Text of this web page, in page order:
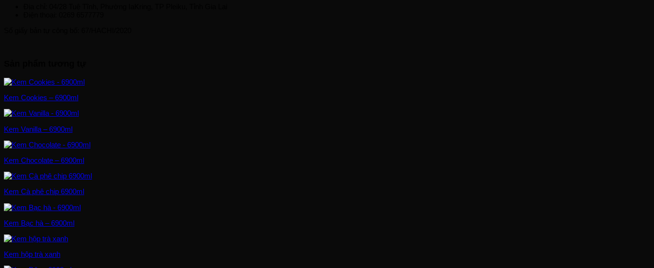
Kem Cookies – 6900ml
Kem Vanilla – 6900ml
Kem Chocolate – 6900ml
Kem Cà phê chip 6900ml
Kem Bạc hà – 6900ml
Kem hộp trà xanh